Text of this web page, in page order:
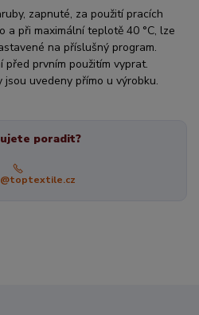
zapnuté, za použití pracích
a při maximální teplotě 40 °C, lze
na příslušný program.
před prvním použitím vyprat.
uvedeny přímo u výrobku.
poradit?